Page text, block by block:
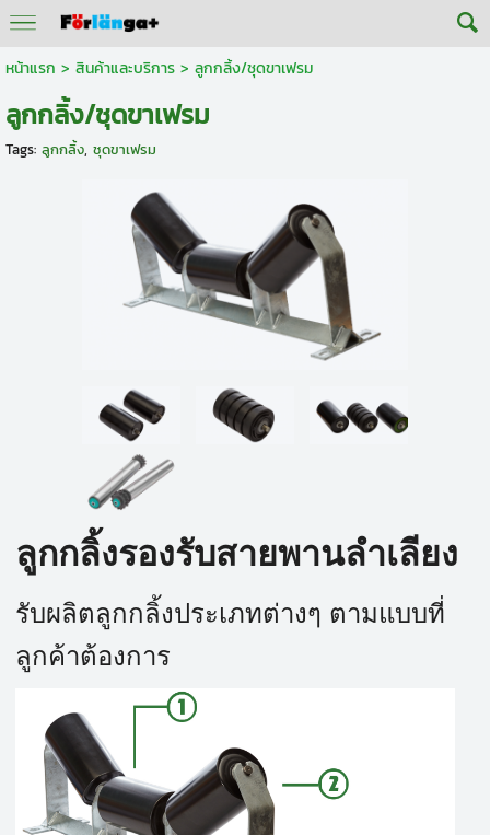
หน้าแรก > สินค้าและบริการ > ลูกกลิ้ง/ชุดขาเฟรม
ลูกกลิ้ง/ชุดขาเฟรม
Tags: ลูกกลิ้ง, ชุดขาเฟรม
ลูกกลิ้งรองรับสายพานลำเลียง
รับผลิตลูกกลิ้งประเภทต่างๆ ตามแบบที่
ลูกค้าต้องการ